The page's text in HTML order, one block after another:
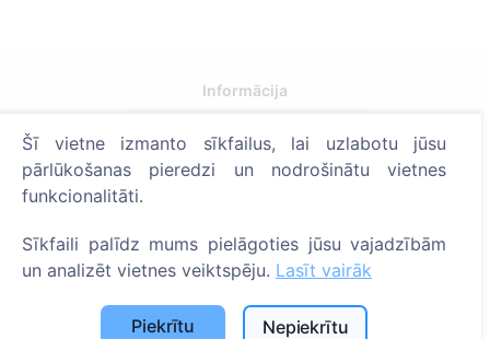
Informācija
Par CEMETY
B.U.J.
Pašvaldību un lietotāju saraksts
Privātuma politika
Maksājumu politika
Šī vietne izmanto sīkfailus, lai uzlabotu jūsu
pārlūkošanas pieredzi un nodrošinātu vietnes
funkcionalitāti.
Sīkfaili palīdz mums pielāgoties jūsu vajadzībām
un analizēt vietnes veiktspēju. Lasīt vairāk
Piekrītu Nepiekrītu